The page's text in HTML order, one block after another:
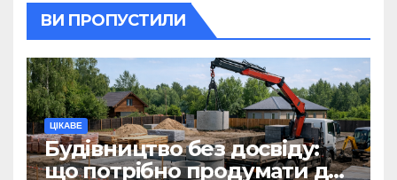
ВИ ПРОПУСТИЛИ
ЦІКАВЕ
Будівництво без досвіду:
що потрібно продумати до